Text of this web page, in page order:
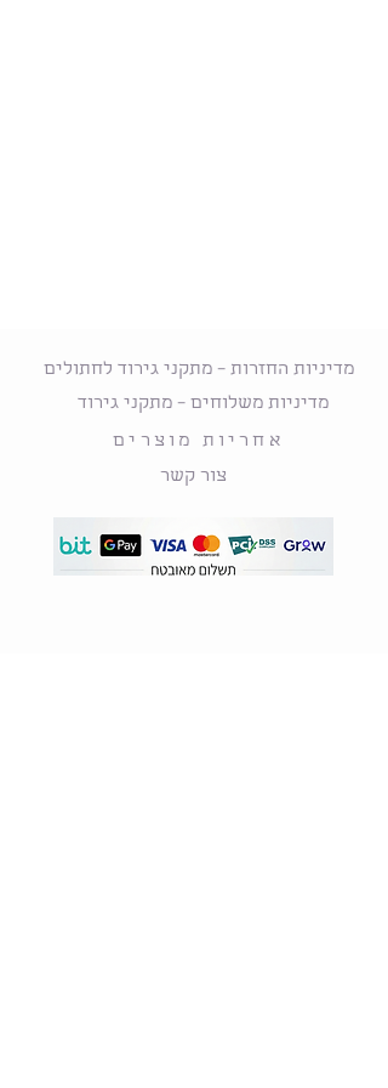
מדיניות החזרות – מתקני גירוד לחתולים
מדיניות משלוחים – מתקני גירוד
אחריות מוצרים
צור קשר